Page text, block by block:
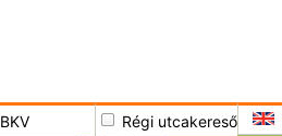
BKV Régi utcakereső